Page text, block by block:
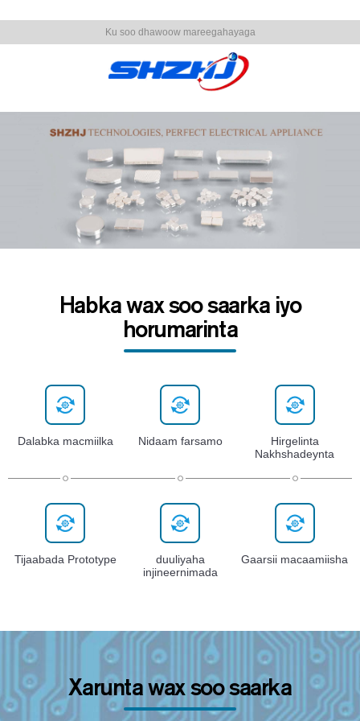
Ku soo dhawoow mareegahayaga
Habka wax soo saarka iyo
horumarinta
Dalabka macmiilka Nidaam farsamo
Hirgelinta
Nakhshadeynta
Tijaabada Prototype
duuliyaha
injineernimada
Gaarsii macaamiisha
Xarunta wax soo saarka